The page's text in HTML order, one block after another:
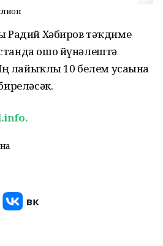
Радий Хәбиров тәҡдиме
ошо йүнәлештә
лайыҡлы 10 белем усағына